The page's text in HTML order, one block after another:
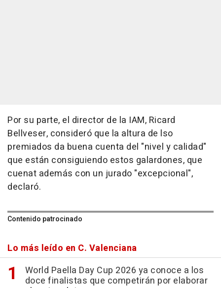
Por su parte, el director de la IAM, Ricard
Bellveser, consideró que la altura de lso
premiados da buena cuenta del "nivel y calidad"
que están consiguiendo estos galardones, que
cuenat además con un jurado "excepcional",
declaró.
Contenido patrocinado
Lo más leído en C. Valenciana
World Paella Day Cup 2026 ya conoce a los
doce finalistas que competirán por elaborar